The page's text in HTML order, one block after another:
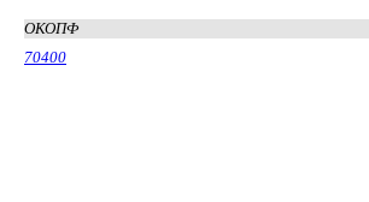
ОКОПФ
70400